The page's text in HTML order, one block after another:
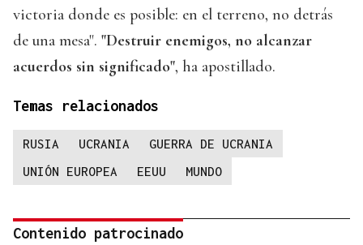
victoria donde es posible: en el terreno, no detrás
de una mesa". "Destruir enemigos, no alcanzar
acuerdos sin significado", ha apostillado.
Temas relacionados
RUSIA UCRANIA
GUERRA DE UCRANIA
UNIÓN EUROPEA
EEUU MUNDO
Contenido patrocinado